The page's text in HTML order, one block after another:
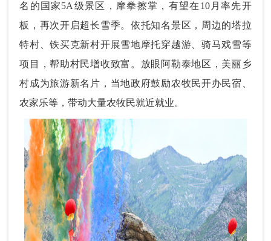
名的国家5A级景区，摩拳擦掌，有望在10月率先开
板，再次开启超长雪季。依托知名景区，周边的塔拉
特村、铁买克新村开展雪地摩托穿越游、骑马戏雪等
项目，帮助村民增收致富。放眼阿勒泰地区，美丽乡
村成为旅游新名片，当地政府鼓励农牧民开办民宿、
农家乐等，带动大量农牧民就近就业。